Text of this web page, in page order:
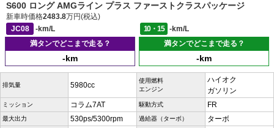
S600 ロング AMGライン プラス ファーストクラスパッケージ
新車時価格2483.8万円(税込)
JC08
-km/L 10・15
-km/L
満タンでどこまで走る？
-km
満タンでどこまで走る？
-km
排気量 5980cc
使用燃料
エンジン
ハイオク
ガソリン
ミッション コラム7AT 駆動方式 FR
最大出力 530ps/5300rpm 過給器（ターボ） ターボ